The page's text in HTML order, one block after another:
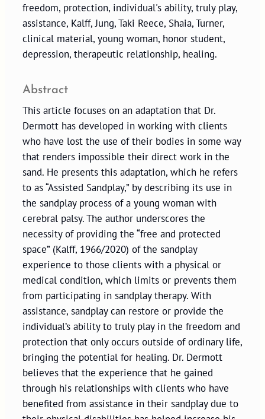
freedom, protection, individual's ability, truly play,
assistance, Kalff, Jung, Taki Reece, Shaia, Turner,
clinical material, young woman, honor student,
depression, therapeutic relationship, healing.
Abstract
This article focuses on an adaptation that Dr.
Dermott has developed in working with clients
who have lost the use of their bodies in some way
that renders impossible their direct work in the
sand. He presents this adaptation, which he refers
to as “Assisted Sandplay,” by describing its use in
the sandplay process of a young woman with
cerebral palsy. The author underscores the
necessity of providing the “free and protected
space” (Kalff, 1966/2020) of the sandplay
experience to those clients with a physical or
medical condition, which limits or prevents them
from participating in sandplay therapy. With
assistance, sandplay can restore or provide the
individual’s ability to truly play in the freedom and
protection that only occurs outside of ordinary life,
bringing the potential for healing. Dr. Dermott
believes that the experience that he gained
through his relationships with clients who have
benefited from assistance in their sandplay due to